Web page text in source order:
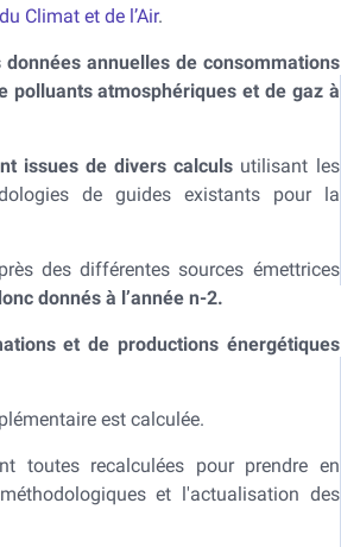
Climat et de l’Air.
données annuelles de consommations
polluants atmosphériques et de gaz à
issues de divers calculs utilisant les
de guides existants pour la
des différentes sources émettrices
donnés à l’année n-2.
et de productions énergétiques
est calculée.
toutes recalculées pour prendre en
et l'actualisation des